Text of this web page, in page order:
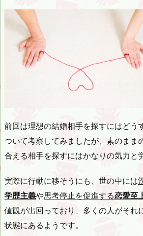
前回は理想の結婚相手を探すにはどう
ついて考察してみましたが、素のまま
合える相手を探すにはかなりの気力と
実際に行動に移そうにも、世の中には
学歴主義や思考停止を促進する恋愛至
値観が出回っており、多くの人がそれ
状態にあるようです。